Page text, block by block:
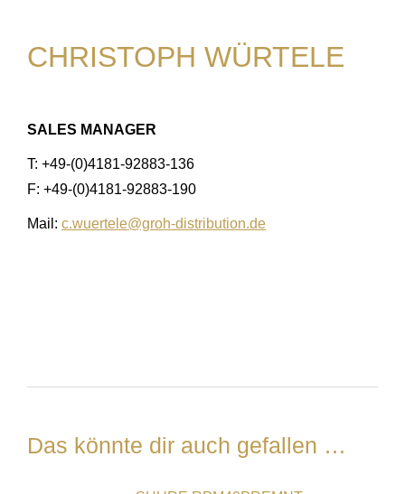
CHRISTOPH WÜRTELE
SALES MANAGER
T: +49-(0)4181-92883-136
F: +49-(0)4181-92883-190
Mail: c.wuertele@groh-distribution.de
Das könnte dir auch gefallen …